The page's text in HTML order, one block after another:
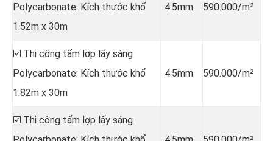
Polycarbonate: Kích thước khổ
1.52m x 30m
4.5mm 590.000/m²
☑️ Thi công tấm lợp lấy sáng
Polycarbonate: Kích thước khổ
1.82m x 30m
4.5mm 590.000/m²
☑️ Thi công tấm lợp lấy sáng